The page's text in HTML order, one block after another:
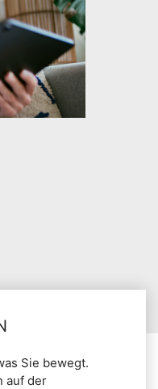
Sie bewegt.
auf der